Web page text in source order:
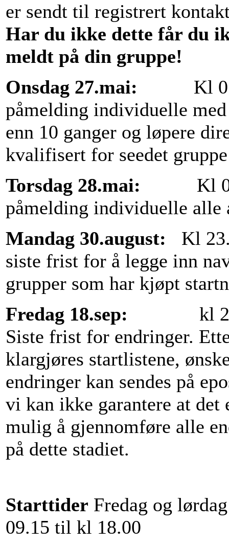
er sendt til registrert
Har du ikke dette får du
meldt på din gruppe!
Onsdag 27.mai:
Kl
påmelding individuelle
enn 10 ganger og løpere
kvalifisert for seedet gruppe
Torsdag 28.mai:
Kl
påmelding individuelle alle
Mandag 30.august:
Kl
siste frist for å legge inn
grupper som har kjøpt
Fredag 18.sep:
kl
Siste frist for endringer.
klargjøres startlistene,
endringer kan sendes på
vi kan ikke garantere at det
mulig å gjennomføre alle
på dette stadiet.
Starttider Fredag og
09.15 til kl 18.00